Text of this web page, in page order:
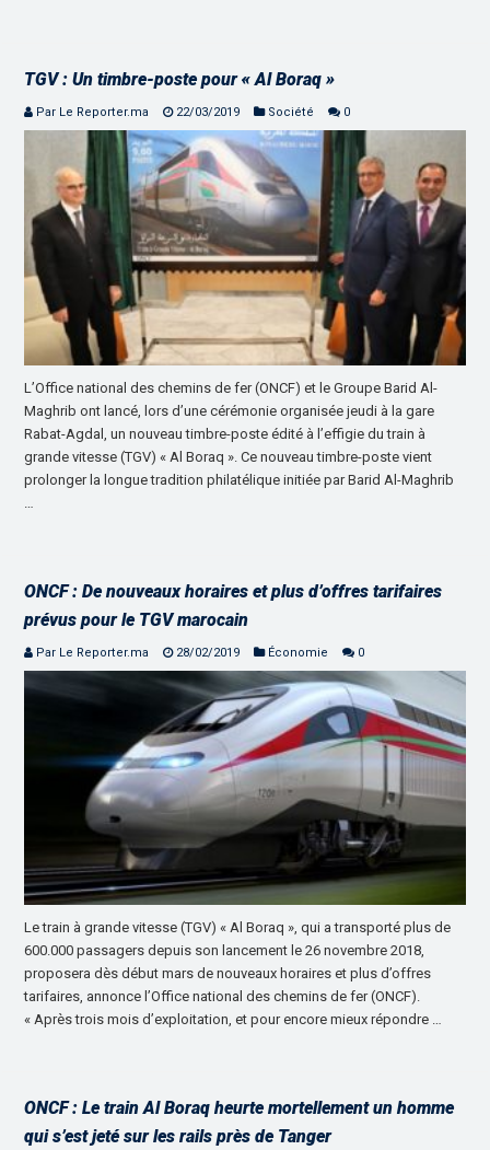
TGV : Un timbre-poste pour « Al Boraq »
Par Le Reporter.ma 22/03/2019 Société 0
L’Office national des chemins de fer (ONCF) et le Groupe Barid Al-
Maghrib ont lancé, lors d’une cérémonie organisée jeudi à la gare
Rabat-Agdal, un nouveau timbre-poste édité à l’effigie du train à
grande vitesse (TGV) « Al Boraq ». Ce nouveau timbre-poste vient
prolonger la longue tradition philatélique initiée par Barid Al-Maghrib
ONCF : De nouveaux horaires et plus d’offres tarifaires
prévus pour le TGV marocain
Par Le Reporter.ma 28/02/2019 Économie 0
Le train à grande vitesse (TGV) « Al Boraq », qui a transporté plus de
600.000 passagers depuis son lancement le 26 novembre 2018,
proposera dès début mars de nouveaux horaires et plus d’offres
tarifaires, annonce l’Office national des chemins de fer (ONCF).
« Après trois mois d’exploitation, et pour encore mieux répondre …
ONCF : Le train Al Boraq heurte mortellement un homme
qui s’est jeté sur les rails près de Tanger